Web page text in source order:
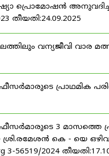
പ്രൊമോഷൻ
തീയതി:24.09.2025
വന്യജീവി വാര
പ്രാഥമിക
3 മാസത്തെ
കെ - യെ
56519/2024